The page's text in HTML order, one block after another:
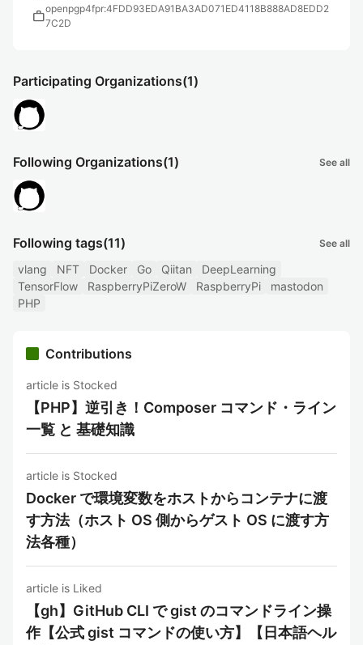
workopenpgp4fpr:4FDD93EDA91BA3AD071ED4118B888AD8EDD2
7C2D
Participating Organizations(1)
Following Organizations(1) See all
Following tags(11) See all
vlang NFT Docker Go Qiitan
DeepLearning
TensorFlow
RaspberryPiZeroW RaspberryPi
mastodon
PHP
Contributions
article is Stocked
【PHP】逆引き！Composer コマンド・ライン
一覧 と 基礎知識
article is Stocked
Docker で環境変数をホストからコンテナに渡
す方法（ホスト OS 側からゲスト OS に渡す方
法各種）
article is Liked
【gh】GitHub CLI で gist のコマンドライン操
作【公式 gist コマンドの使い方】【日本語ヘル